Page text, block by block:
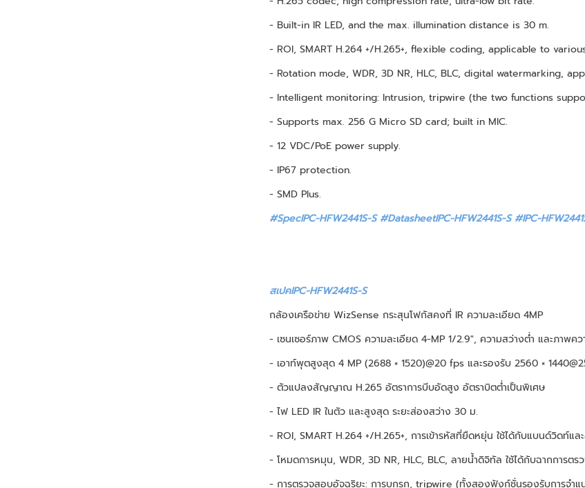
- Built-in IR LED, and the max. illumination distance is 30 m.
- ROI, SMART H.264 +/H.265+, flexible coding, applicable to
- Rotation mode, WDR, 3D NR, HLC, BLC, digital watermarking,
- Intelligent monitoring: Intrusion, tripwire (the two functions
- Supports max. 256 G Micro SD card; built in MIC.
- 12 VDC/PoE power supply.
- IP67 protection.
- SMD Plus.
#SpecIPC-HFW2441S-S #DatasheetIPC-HFW2441S-S#IPC-
สเปคIPC-HFW2441S-S
กล้องเครือข่าย WizSense กระสุนโฟกัสคงที่ IR ความละเอียด 4MP
- เซนเซอร์ภาพ CMOS ความละเอียด 4-MP 1/2.9", ความสว่างต่ำ และภาพคว
- เอาท์พุตสูงสุด 4 MP (2688 × 1520)@20 fps และรองรับ 2560 ×
- ตัวแปลงสัญญาณ H.265 อัตราการบีบอัดสูง อัตราบิตต่ำเป็นพิเศษ
- ไฟ LED IR ในตัว และสูงสุด ระยะส่องสว่าง 30 ม.
- ROI, SMART H.264 +/H.265+, การเข้ารหัสที่ยืดหยุ่น ใช้ได้กับแบนด์วิดท์แ
- โหมดการหมุน, WDR, 3D NR, HLC, BLC, ลายน้ำดิจิทัล ใช้ได้กับฉากการตร
- การตรวจสอบอัจฉริยะ: การบุกรุก, tripwire (ทั้งสองฟังก์ชั่นรองรับการจำแ